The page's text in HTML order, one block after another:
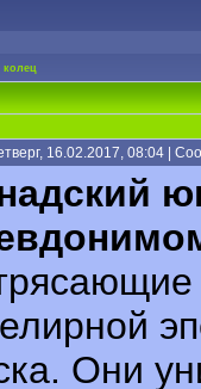
16.02.2017, 08:04 |
Они